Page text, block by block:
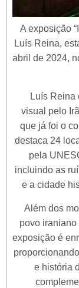
A exposição
Luís Reina,
abril de 2024,
Luís Reina
visual pelo
que já foi o
destaca 24
pela
incluindo as
e a cidade
Além dos
povo iraniano
exposição é
e história